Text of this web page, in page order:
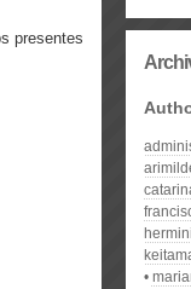
presentes